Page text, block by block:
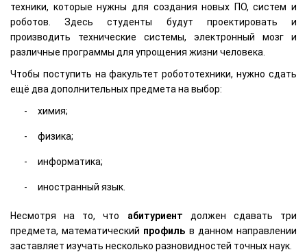
техники, которые нужны для создания новых ПО, систем и
роботов. Здесь студенты будут проектировать и
производить технические системы, электронный мозг и
различные программы для упрощения жизни человека.
Чтобы поступить на факультет робототехники, нужно сдать
ещё два дополнительных предмета на выбор:
химия;
физика;
информатика;
иностранный язык.
Несмотря на то, что абитуриент должен сдавать три
предмета, математический профиль в данном направлении
заставляет изучать несколько разновидностей точных наук.